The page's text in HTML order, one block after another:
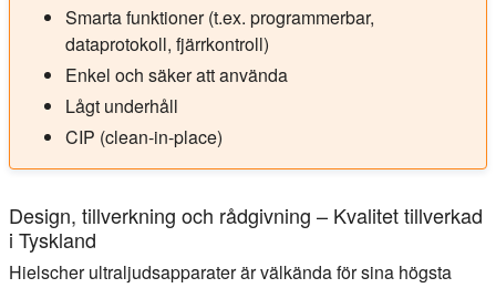
Smarta funktioner (t.ex. programmerbar,
dataprotokoll, fjärrkontroll)
Enkel och säker att använda
Lågt underhåll
CIP (clean-in-place)
Design, tillverkning och rådgivning – Kvalitet tillverkad
i Tyskland
Hielscher ultraljudsapparater är välkända för sina högsta